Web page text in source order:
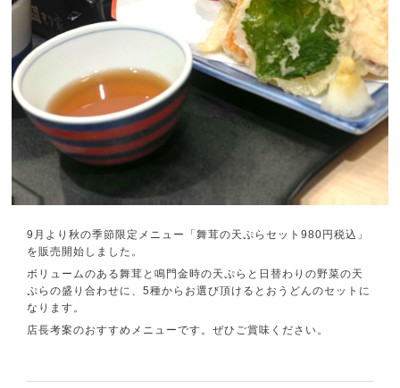
9月より秋の季節限定メニュー「舞茸の天ぷらセット980円税込」
を販売開始しました。
ボリュームのある舞茸と鳴門金時の天ぷらと日替わりの野菜の天
ぷらの盛り合わせに、5種からお選び頂けるとおうどんのセットに
なります。
店長考案のおすすめメニューです。ぜひご賞味ください。